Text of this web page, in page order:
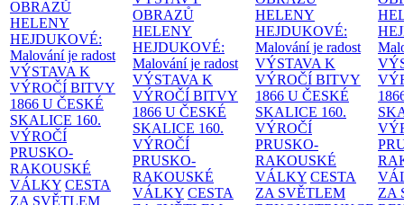
OBRAZŮ
HELENY
HEJDUKOVÉ:
Malování je radost
VÝSTAVA K
VÝROČÍ BITVY
1866 U ČESKÉ
SKALICE 160.
VÝROČÍ
PRUSKO-
RAKOUSKÉ
VÁLKY CESTA
ZA SVĚTLEM
OBRAZŮ
HELENY
HEJDUKOVÉ:
Malování je radost
VÝSTAVA K
VÝROČÍ BITVY
1866 U ČESKÉ
SKALICE 160.
VÝROČÍ
PRUSKO-
RAKOUSKÉ
VÁLKY CESTA
HELENY
HEJDUKOVÉ:
Malování je radost
VÝSTAVA K
VÝROČÍ BITVY
1866 U ČESKÉ
SKALICE 160.
VÝROČÍ
PRUSKO-
RAKOUSKÉ
VÁLKY CESTA
ZA SVĚTLEM
ZA